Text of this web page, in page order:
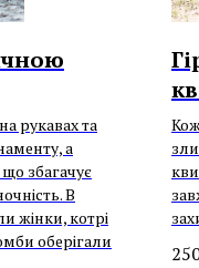
рукавах та
а
збагачує
В
жінки, котрі
оберігали